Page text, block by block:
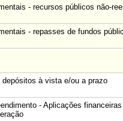
- recursos públicos não-
- repasses de fundos
à vista e/ou a prazo
- Aplicações